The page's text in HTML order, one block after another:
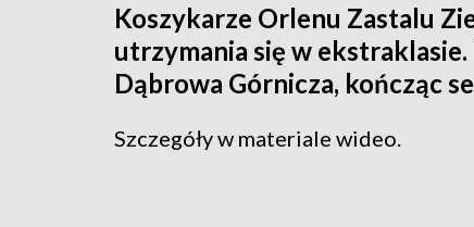
Koszykarze Orlenu Zastalu
utrzymania się w
Dąbrowa Górnicza, kończąc
Szczegóły w materiale wideo.